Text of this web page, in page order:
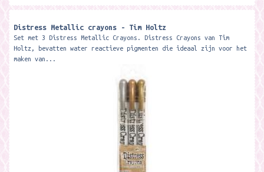
Distress Metallic crayons - Tim Holtz
Set met 3 Distress Metallic Crayons. Distress Crayons van Tim
Holtz, bevatten water reactieve pigmenten die ideaal zijn voor het
maken van...